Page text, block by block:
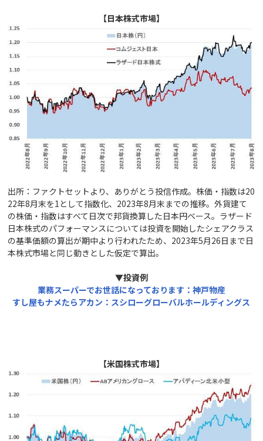
【日本株式市場】
出所：ファクトセットより、ありがとう投信作成。株価・指数は20
22年8月末を1として指数化、2023年8月末までの推移。外貨建て
の株価・指数はすべて日次で邦貨換算した日本円ベース。ラザード
日本株式のパフォーマンスについては投資を開始したシェアクラス
の基準価額の算出が期中より行われたため、2023年5月26日まで日
本株式市場と同じ動きとした仮定で算出。
▼投資例
業務スーパーでお世話になっております：神戸物産
すし屋もナメたらアカン：スシローグローバルホールディングス
【米国株式市場】